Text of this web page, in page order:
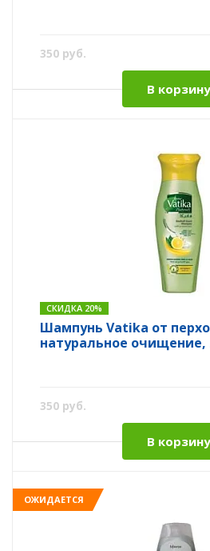
350 руб.
В корзину
СКИДКА 20%
Шампунь Vatika от
натуральное очищение,
350 руб.
В корзину
ОЖИДАЕТСЯ